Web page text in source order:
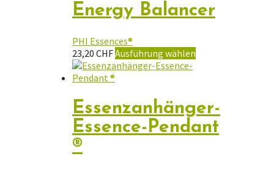
gewählt
werden
Energy Balancer
PHI Essences®
23,20 CHFAusführung wählen
Varianten
auf.
Die
Optionen
Essenzanhänger-
Essence-Pendant
®